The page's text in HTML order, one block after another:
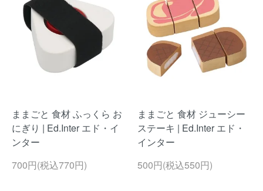
ままごと 食材 ふっくら お
にぎり | Ed.Inter エド・イ
ンター
700円(税込770円)
ままごと 食材 ジューシー
ステーキ | Ed.Inter エド・
インター
500円(税込550円)